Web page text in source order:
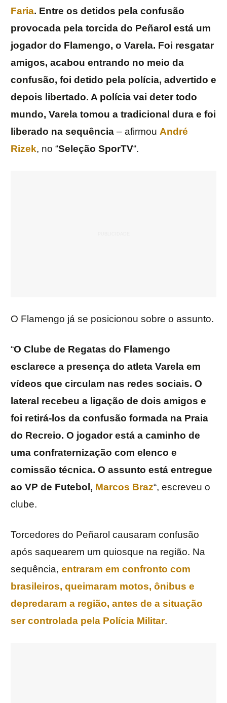
Faria. Entre os detidos pela confusão
provocada pela torcida do Peñarol está um
jogador do Flamengo, o Varela. Foi resgatar
amigos, acabou entrando no meio da
confusão, foi detido pela polícia, advertido e
depois libertado. A polícia vai deter todo
mundo, Varela tomou a tradicional dura e foi
liberado na sequência – afirmou André
Rizek, no “Seleção SporTV“.
O Flamengo já se posicionou sobre o assunto.
“O Clube de Regatas do Flamengo
esclarece a presença do atleta Varela em
vídeos que circulam nas redes sociais. O
lateral recebeu a ligação de dois amigos e
foi retirá-los da confusão formada na Praia
do Recreio. O jogador está a caminho de
uma confraternização com elenco e
comissão técnica. O assunto está entregue
ao VP de Futebol, Marcos Braz“, escreveu o
clube.
Torcedores do Peñarol causaram confusão
após saquearem um quiosque na região. Na
sequência, entraram em confronto com
brasileiros, queimaram motos, ônibus e
depredaram a região, antes de a situação
ser controlada pela Polícia Militar.